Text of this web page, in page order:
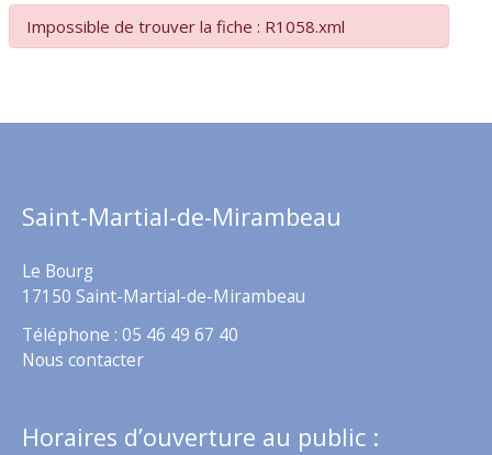
Impossible de trouver la fiche : R1058.xml
Saint-Martial-de-Mirambeau
Le Bourg
17150 Saint-Martial-de-Mirambeau
Téléphone : 05 46 49 67 40
Nous contacter
Horaires d’ouverture au public :